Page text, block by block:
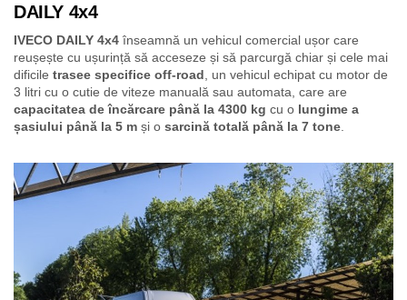
DAILY 4x4
IVECO DAILY 4x4 înseamnă un vehicul comercial ușor care
reușește cu ușurință să acceseze și să parcurgă chiar și cele mai
dificile trasee specifice off-road , un vehicul echipat cu motor de
3 litri cu o cutie de viteze manuală sau automata, care are
capacitatea de încărcare până la 4300 kg cu o lungime a
șasiului până la 5 m și o sarcină totală până la 7 tone